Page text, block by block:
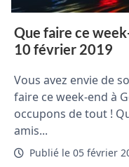
Que faire ce
10 février 2019
Vous avez envie de
faire ce week-end à
occupons de tout !
amis...
Publié le 05 février